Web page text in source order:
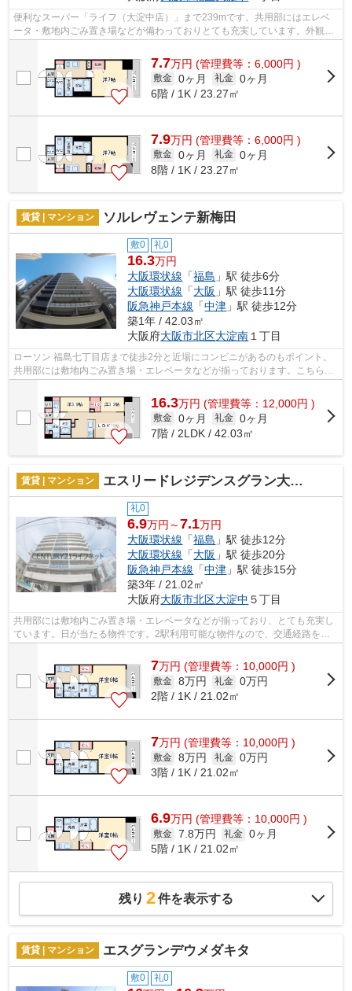
便利なスーパー「ライフ（大淀中店）」まで239mです。共用部にはエレベ
ータ・敷地内ごみ置き場などが備わっておりとても充実しています。外観タ
7.7万円 (管理費等：6,000円 )
敷金 0ヶ月 礼金 0ヶ月
6階 / 1K / 23.27㎡
7.9万円 (管理費等：6,000円 )
敷金 0ヶ月 礼金 0ヶ月
8階 / 1K / 23.27㎡
賃貸 | マンション ソルレヴェンテ新梅田
敷0 礼0
16.3万円
大阪環状線 「福島 」駅 徒歩6分
大阪環状線 「大阪 」駅 徒歩11分
阪急神戸本線 「中津 」駅 徒歩12分
築1年 / 42.03㎡
大阪府大阪市北区大淀南 １丁目
ローソン 福島七丁目店まで徒歩2分と近場にコンビニがあるのもポイント。
共用部には敷地内ごみ置き場・エレベータなどが揃っております。こちらは
16.3万円 (管理費等：12,000円 )
敷金 0ヶ月 礼金 0ヶ月
7階 / 2LDK / 42.03㎡
賃貸 | マンション エスリードレジデンスグラン大阪福島ノース
礼0
6.9万円～7.1万円
大阪環状線 「福島 」駅 徒歩12分
大阪環状線 「大阪 」駅 徒歩20分
阪急神戸本線 「中津 」駅 徒歩15分
築3年 / 21.02㎡
大阪府大阪市北区大淀中 ５丁目
共用部には敷地内ごみ置き場・エレベータなどが揃っており、とても充実し
ています。日が当たる物件です。2駅利用可能な物件なので、交通経路を選
ぶことができます。こちらの物件はマン...
7万円 (管理費等：10,000円 )
敷金 8万円 礼金 0万円
2階 / 1K / 21.02㎡
7万円 (管理費等：10,000円 )
敷金 8万円 礼金 0万円
3階 / 1K / 21.02㎡
6.9万円 (管理費等：10,000円 )
敷金 7.8万円 礼金 0ヶ月
5階 / 1K / 21.02㎡
残り 2件を表示する
賃貸 | マンション エスグランデウメダキタ
敷0 礼0